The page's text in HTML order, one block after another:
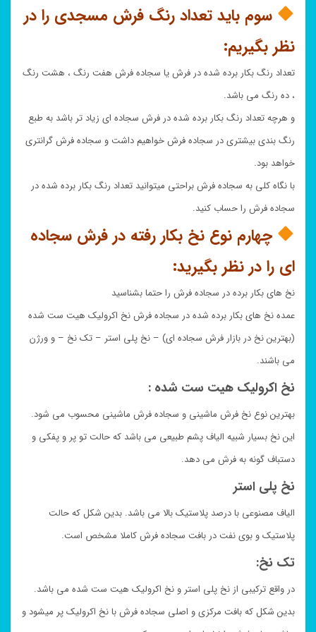
سوم باید تعداد رنگ فرش مسجدی را در
نظر بگیریم:
تعداد رنگ بکار برده شده در فرش یا سجاده فرش هفت رنگ ، هشت رنگ
، ده رنگ می باشد.
و هرچه تعداد رنگ بکار برده شده در فرش سجاده ای زیاد تر باشد به طبع
رنگ بندی بیشتری در سجاده فرش خواهیم داشت و سجاده فرش گرانتری
خواهد بود.
با نگاه کلی به سجاده فرش براحتی میتوانید تعداد رنگ بکار برده شده در
سجاده فرش را حساب کنید.
چهارم نوع نخ بکار رفته در فرش سجاده
ای را در نظر بگیرید:
نخ های بکار برده در سجاده فرش را حتما بشناسید
عمده نخ های بکار برده شده در سجاده فرش نخ اکرولیک هیت ست شده
(بهترین نخ در بازار فرش سجاده ای) – نخ پلی استر – تک نخ – و ورژن
می باشند.
نخ اکرولیک هیت ست شده :
بهترین نوع نخ فرش ماشینی و سجاده فرش ماشینی محسوب می شود.
این نخ بسیار شبیه الیاف پشم طبیعی می باشد که حالت تو پر و پفکی و
دستباف گونه به فرش می دهد.
نخ پلی استر
الیاف مصنوعی با درصد پلاستیک بالا می باشد. بدین شکل که حالت
پلاستیک و بوی نفت در بافت سجاده فرش کاملا مشخص است.
تک نخ:
در واقع ترکیبی از نخ پلی استر و نخ اکرولیک هیت ست شده می باشد.
بدین شکل که بافت مرکزی و اصلی سجاده فرش با نخ اکرولیک پر میشود و